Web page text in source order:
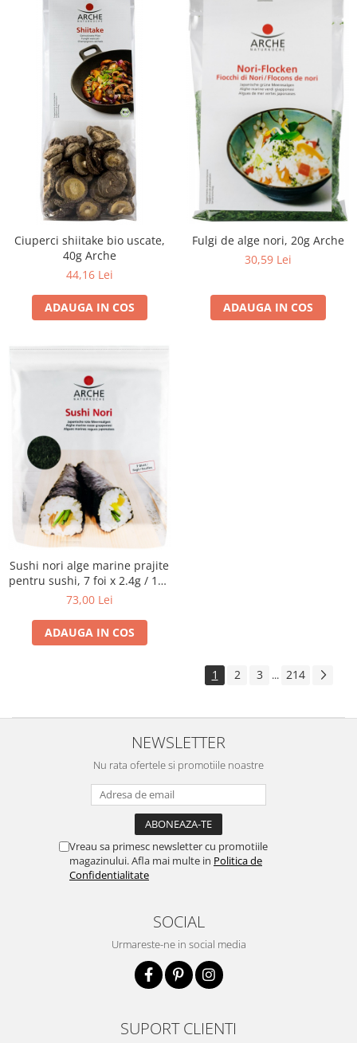
Ciuperci shiitake bio uscate,
40g Arche
44,16 Lei
ADAUGA IN COS
Fulgi de alge nori, 20g Arche
30,59 Lei
ADAUGA IN COS
Sushi nori alge marine prajite
pentru sushi, 7 foi x 2.4g / 17g
Arche
73,00 Lei
ADAUGA IN COS
1 2 3 ... 214
NEWSLETTER
Nu rata ofertele si promotiile noastre
Vreau sa primesc newsletter cu promotiile
magazinului. Afla mai multe in Politica de
Confidentialitate
SOCIAL
Urmareste-ne in social media
SUPORT CLIENTI